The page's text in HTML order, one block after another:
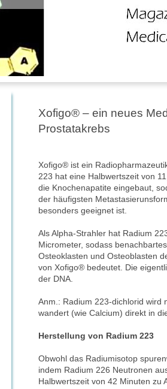
Xofigo® – ein neues
Prostatakrebs
Xofigo® ist ein
223 hat eine Halbwertszeit von
die Knochenapatite eingebaut,
der häufigsten
besonders geeignet ist.
Als Alpha-Strahler hat Radium
Micrometer, sodass
Osteoklasten und Osteoblasten
von Xofigo® bedeutet. Die
der DNA.
Anm.: Radium 223-dichlorid wird
wandert (wie Calcium) direkt in
Herstellung von Radium 223
Obwohl das Radiumisotop
indem Radium 226 Neutronen
Halbwertszeit von 42 Minuten zu